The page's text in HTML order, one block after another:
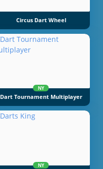
Circus Dart Wheel
NY
Dart Tournament Multiplayer
NY